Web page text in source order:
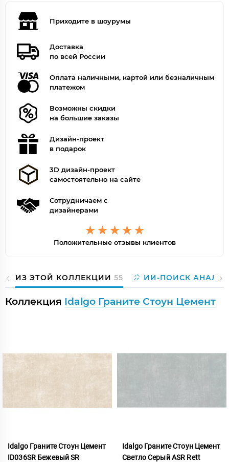
Приходите в шоурумы
Доставка
по всей России
Оплата наличными, картой или безналичным
платежом
Возможны скидки
на большие заказы
Дизайн-проект
в подарок
3D дизайн-проект
самостоятельно на сайте
Сотрудничаем с
дизайнерами
Положительные отзывы клиентов
ИЗ ЭТОЙ КОЛЛЕКЦИИ 55 ИИ-ПОИСК
Коллекция Idalgo Граните Стоун Цемент
Idalgo Граните Стоун Цемент
ID036SR Бежевый SR
Idalgo Граните Стоун Цемент
Светло Серый ASR Rett